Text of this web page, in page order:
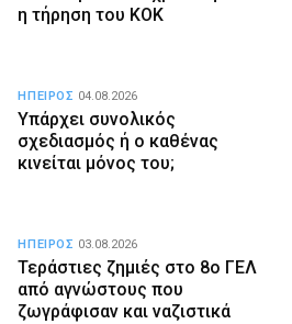
η τήρηση του ΚΟΚ
Υπάρχει συνολικός
σχεδιασμός ή ο καθένας
κινείται μόνος του;
ΗΠΕΙΡΟΣ 04.08.2026
Τεράστιες ζημιές στο 8ο ΓΕΛ
από αγνώστους που
ζωγράφισαν και ναζιστικά
ΗΠΕΙΡΟΣ 03.08.2026